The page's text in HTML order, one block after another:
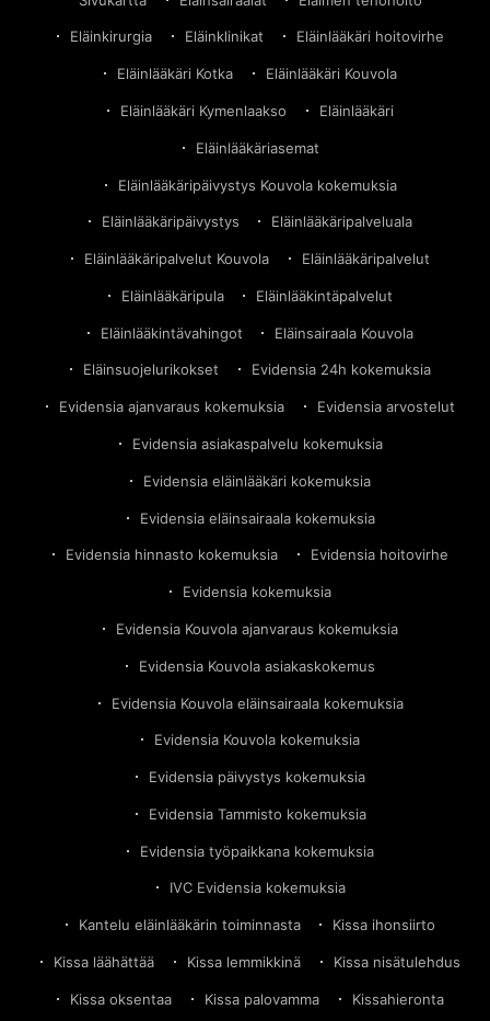
Eläinkirurgia Eläinklinikat Eläinlääkäri hoitovirhe
Eläinlääkäri Kotka Eläinlääkäri Kouvola
Eläinlääkäri Kymenlaakso Eläinlääkäri
Eläinlääkäriasemat
Eläinlääkäripäivystys Kouvola kokemuksia
Eläinlääkäripäivystys Eläinlääkäripalveluala
Eläinlääkäripalvelut Kouvola Eläinlääkäripalvelut
Eläinlääkäripula Eläinlääkintäpalvelut
Eläinlääkintävahingot Eläinsairaala Kouvola
Eläinsuojelurikokset Evidensia 24h kokemuksia
Evidensia ajanvaraus kokemuksia Evidensia arvostelut
Evidensia asiakaspalvelu kokemuksia
Evidensia eläinlääkäri kokemuksia
Evidensia eläinsairaala kokemuksia
Evidensia hinnasto kokemuksia Evidensia hoitovirhe
Evidensia kokemuksia
Evidensia Kouvola ajanvaraus kokemuksia
Evidensia Kouvola asiakaskokemus
Evidensia Kouvola eläinsairaala kokemuksia
Evidensia Kouvola kokemuksia
Evidensia päivystys kokemuksia
Evidensia Tammisto kokemuksia
Evidensia työpaikkana kokemuksia
IVC Evidensia kokemuksia
Kantelu eläinlääkärin toiminnasta Kissa ihonsiirto
Kissa läähättää Kissa lemmikkinä Kissa nisätulehdus
Kissa oksentaa Kissa palovamma Kissahieronta